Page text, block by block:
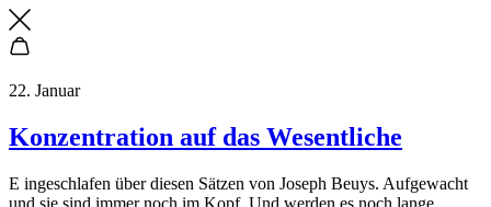
22. Januar
Konzentration auf das Wesentliche
E ingeschlafen über diesen Sätzen von Joseph Beuys. Aufgewacht
und sie sind immer noch im Kopf. Und werden es noch lange